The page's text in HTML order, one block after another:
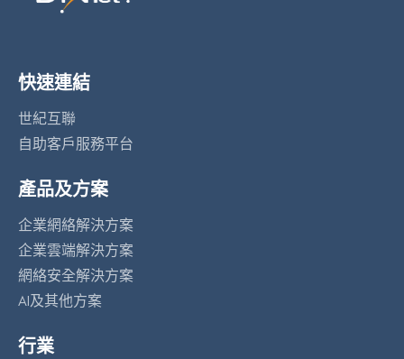
快速連結
世紀互聯
自助客戶服務平台
產品及方案
企業網絡解決方案
企業雲端解決方案
網絡安全解決方案
AI及其他方案
行業